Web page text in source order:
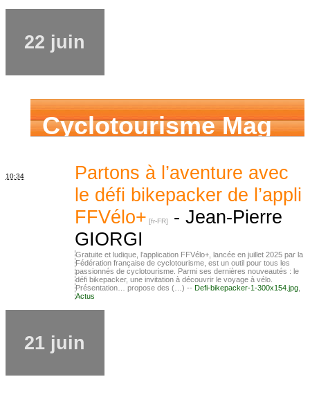
22 juin
Cyclotourisme Mag
10:34
Partons à l’aventure avec
le défi bikepacker de l’appli
FFVélo+
- Jean-Pierre
GIORGI
Gratuite et ludique, l’application FFVélo+, lancée en juillet 2025 par la
Fédération française de cyclotourisme, est un outil pour tous les
passionnés de cyclotourisme. Parmi ses dernières nouveautés : le
défi bikepacker, une invitation à découvrir le voyage à vélo.
Présentation… propose des (…) -- Defi-bikepacker-1-300x154.jpg
Actus
21 juin